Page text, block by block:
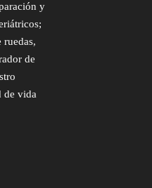
y
ruedas,
de
de vida